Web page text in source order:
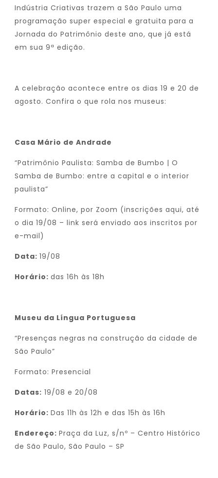
Indústria Criativas trazem a São Paulo uma
programação super especial e gratuita para a
Jornada do Patrimônio deste ano, que já está
em sua 9ª edição.
A celebração acontece entre os dias 19 e 20 de
agosto. Confira o que rola nos museus:
Casa Mário de Andrade
“Patrimônio Paulista: Samba de Bumbo | O
Samba de Bumbo: entre a capital e o interior
paulista”
Formato: Online, por Zoom (inscrições aqui, até
o dia 19/08 – link será enviado aos inscritos por
e-mail)
Data: 19/08
Horário: das 16h às 18h
Museu da Língua Portuguesa
“Presenças negras na construção da cidade de
São Paulo”
Formato: Presencial
Datas: 19/08 e 20/08
Horário: Das 11h às 12h e das 15h às 16h
Endereço: Praça da Luz, s/nº – Centro Histórico
de São Paulo, São Paulo – SP